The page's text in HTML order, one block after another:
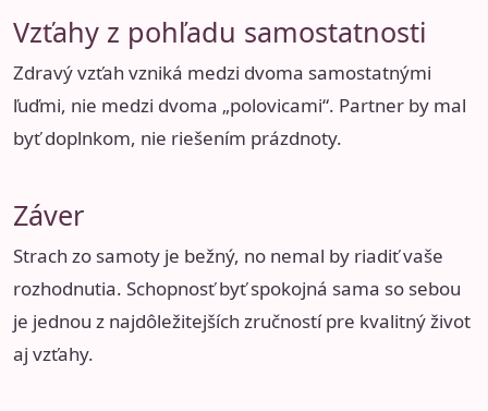
Vzťahy z pohľadu samostatnosti
Zdravý vzťah vzniká medzi dvoma samostatnými
ľuďmi, nie medzi dvoma „polovicami“. Partner by mal
byť doplnkom, nie riešením prázdnoty.
Záver
Strach zo samoty je bežný, no nemal by riadiť vaše
rozhodnutia. Schopnosť byť spokojná sama so sebou
je jednou z najdôležitejších zručností pre kvalitný život
aj vzťahy.